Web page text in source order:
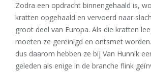
Zodra een opdracht binnengehaald is,
kratten opgehaald en vervoerd naar
groot deel van Europa. Als die kratten
moeten ze gereinigd en ontsmet
dus daarom hebben ze bij Van Hunnik
geleden als enige in de branche flink